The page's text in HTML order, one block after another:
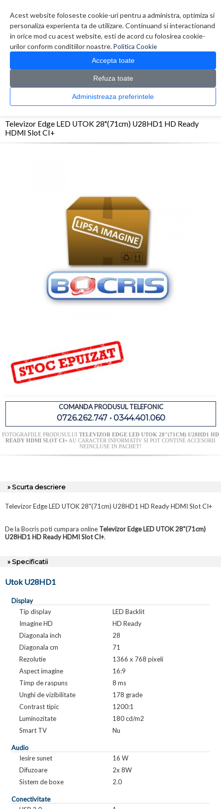
Acest website foloseste cookie-uri pentru a administra, optimiza si
personaliza experienta ta de utilizare. Continuand si interactionand
in orice mod cu acest website, esti de acord cu folosirea cookie-
urilor conform conditiilor noastre.Politica Cookie
Accepta toate
Refuza toate
Administreaza preferintele
0 produs(e)
CATALOG PRODUSE
Monitoare & Televizoare > Televizoare > Televizor Edge LED UTOK 28"
Televizor Edge LED UTOK 28"(71cm) U28HD1 HD Ready
HDMI Slot CI+
COMANDA PRODUSUL TELEFONIC
0726.262.747 • 0344.401.060
FOTOGRAFIILE PRODUSULUI TELEVIZOR EDGE LED UTOK 28"(71CM) U28HD1 HD
READY HDMI SLOT CI+AU CARACTER INFORMATIV SI POT CONTINE ACCESORII
NEINCLUSE IN PACHET!
» Scurta descriere
Televizor Edge LED UTOK 28"(71cm) U28HD1 HD Ready HDMI Slot CI+
De la Bocris poti cumpara online Televizor Edge LED UTOK 28"(71cm)
U28HD1 HD Ready HDMI Slot CI+.
» Specificatii
Utok U28HD1
Display
Tip display
LED Backlit
Imagine HD
HD Ready
Diagonala inch
28
Diagonala cm
71
Rezolutie
1366 x 768 pixeli
Aspect imagine
16:9
Timp de raspuns
8 ms
Unghi de vizibilitate
178 grade
Contrast tipic
1200:1
Luminozitate
180 cd/m2
Smart TV
Nu
Audio
Iesire sunet
16 W
Difuzoare
2x 8W
Sistem de boxe
2.0
Conectivitate